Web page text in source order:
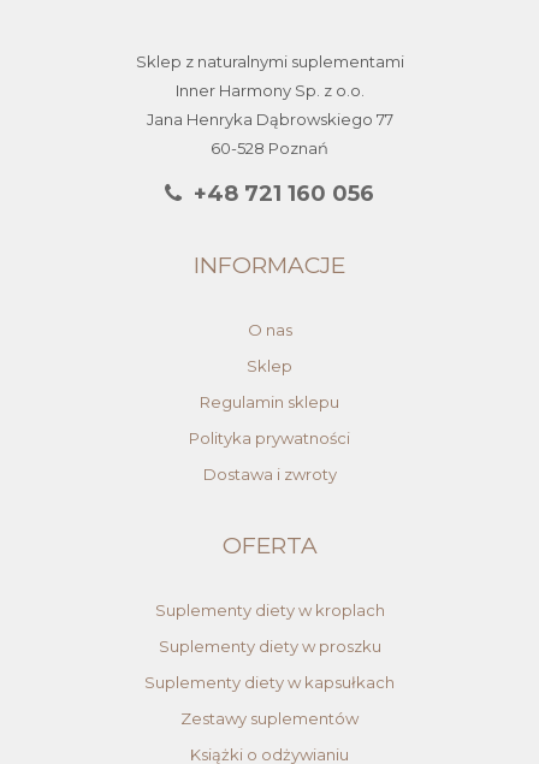
Sklep z naturalnymi suplementami
Inner Harmony Sp. z o.o.
Jana Henryka Dąbrowskiego 77
60-528 Poznań
+48 721 160 056
INFORMACJE
O nas
Sklep
Regulamin sklepu
Polityka prywatności
Dostawa i zwroty
OFERTA
Suplementy diety w kroplach
Suplementy diety w proszku
Suplementy diety w kapsułkach
Zestawy suplementów
Książki o odżywianiu